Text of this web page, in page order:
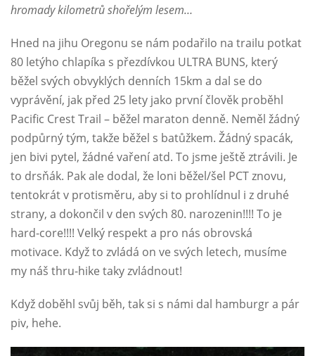
hromady kilometrů shořelým lesem…
Hned na jihu Oregonu se nám podařilo na trailu potkat
80 letýho chlapíka s přezdívkou ULTRA BUNS, který
běžel svých obvyklých denních 15km a dal se do
vyprávění, jak před 25 lety jako první člověk proběhl
Pacific Crest Trail – běžel maraton denně. Neměl žádný
podpůrný tým, takže běžel s batůžkem. Žádný spacák,
jen bivi pytel, žádné vaření atd. To jsme ještě ztrávili. Je
to drsňák. Pak ale dodal, že loni běžel/šel PCT znovu,
tentokrát v protisměru, aby si to prohlídnul i z druhé
strany, a dokončil v den svých 80. narozenin!!!! To je
hard-core!!!! Velký respekt a pro nás obrovská
motivace. Když to zvládá on ve svých letech, musíme
my náš thru-hike taky zvládnout!
Když doběhl svůj běh, tak si s námi dal hamburgr a pár
piv, hehe.